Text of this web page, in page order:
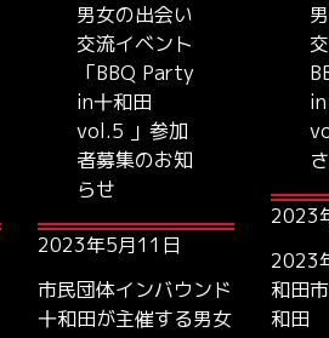
男女の出会い
交流イベント
「BBQ Party
in十和田
vol.5 」参加
者募集のお知
らせ
2023年5月11日
市民団体インバウンド
十和田が主催する男女
2023
2023
和田
和田